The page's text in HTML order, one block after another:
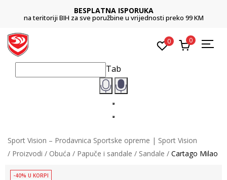
BESPLATNA ISPORUKA
na teritoriji BIH za sve poružbine u vrijednosti preko 99 KM
0 0
Tab
Sport Vision – Prodavnica Sportske opreme | Sport Vision
Proizvodi
Obuća Papuče i sandale Sandale Cartago Milao
-40% U KORPI